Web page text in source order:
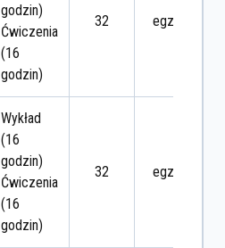
godzin)
Ćwiczenia
(16
godzin)
32 egzamin
Wykład
(16
godzin)
Ćwiczenia
(16
godzin)
32 egzamin